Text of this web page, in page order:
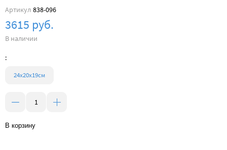
Артикул 838-096
3615 руб.
В наличии
:
24х20х19см
В корзину